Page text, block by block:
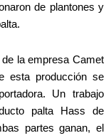
de plantones y
la empresa Camet
esta producción se
Un trabajo
palta Hass de
partes ganan, el